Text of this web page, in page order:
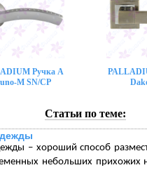
Ручка A
M SN/CP
Статьи по теме:
– хороший способ
небольших прихожих